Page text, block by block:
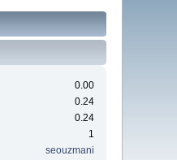
0.00
0.24
0.24
1
seouzmani